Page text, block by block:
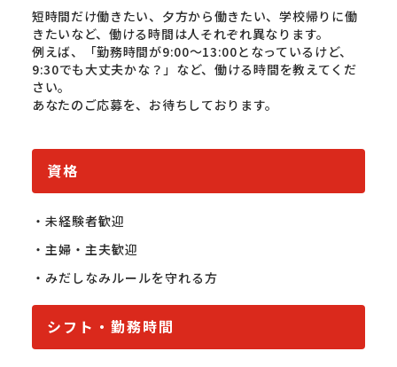
短時間だけ働きたい、夕方から働きたい、学校帰りに働
きたいなど、働ける時間は人それぞれ異なります。
例えば、「勤務時間が9:00〜13:00となっているけど、
9:30でも大丈夫かな？」など、働ける時間を教えてくだ
さい。
あなたのご応募を、お待ちしております。
資格
・未経験者歓迎
・主婦・主夫歓迎
・みだしなみルールを守れる方
シフト・勤務時間